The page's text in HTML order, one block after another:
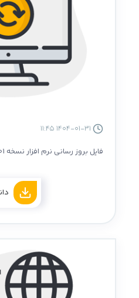
فایل بروز رسانی نرم افزار نسخه 6.01